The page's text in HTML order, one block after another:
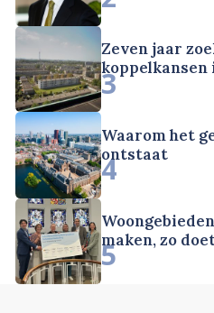
Zeven jaar
3
Waarom het
ontstaat
4
maken, zo
5